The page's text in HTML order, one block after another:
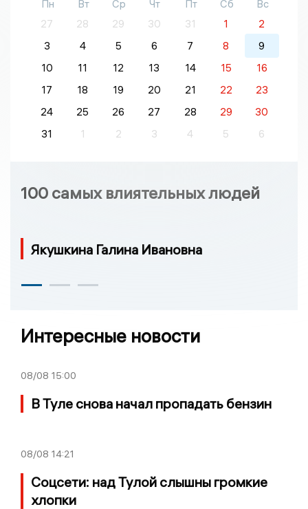
Пн Вт Ср Чт Пт Сб
Вс
27
28 29 30 31 1
2
3
4 5 6 7 8
9
10
11 12 13 14 15
16
17
18 19 20 21 22
23
24
25 26 27 28 29
30
31
1 2 3 4 5 6
100 самых влиятельных людей
Якушкина Галина Ивановна
Интересные новости
08/08 15:00
В Туле снова начал пропадать бензин
08/08 14:21
Соцсети: над Тулой слышны громкие
хлопки